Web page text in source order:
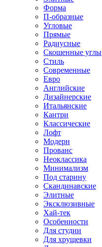
Форма
П-образные
Угловые
Прямые
Радиусные
Скошенные углы
Стиль
Современные
Евро
Английские
Дизайнерские
Итальянские
Кантри
Классические
Лофт
Модерн
Прованс
Неоклассика
Минимализм
Под старину
Скандинавские
Элитные
Эксклюзивные
Хай-тек
Особенности
Для студии
Для хрущевки